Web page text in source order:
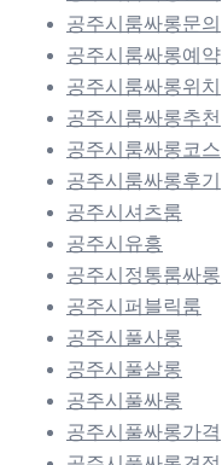
공주시룸싸롱문의
공주시룸싸롱예약
공주시룸싸롱위치
공주시룸싸롱추천
공주시룸싸롱코스
공주시룸싸롱후기
공주시셔츠룸
공주시유흥
공주시정통룸싸롱
공주시퍼블릭룸
공주시풀사롱
공주시풀살롱
공주시풀싸롱
공주시풀싸롱가격